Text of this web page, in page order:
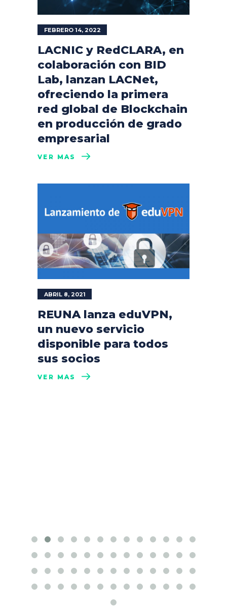
FEBRERO 14, 2022
LACNIC y RedCLARA, en
colaboración con BID
Lab, lanzan LACNet,
ofreciendo la primera
red global de Blockchain
en producción de grado
empresarial
VER MÁS
ABRIL 8, 2021
REUNA lanza eduVPN,
un nuevo servicio
disponible para todos
sus socios
VER MÁS